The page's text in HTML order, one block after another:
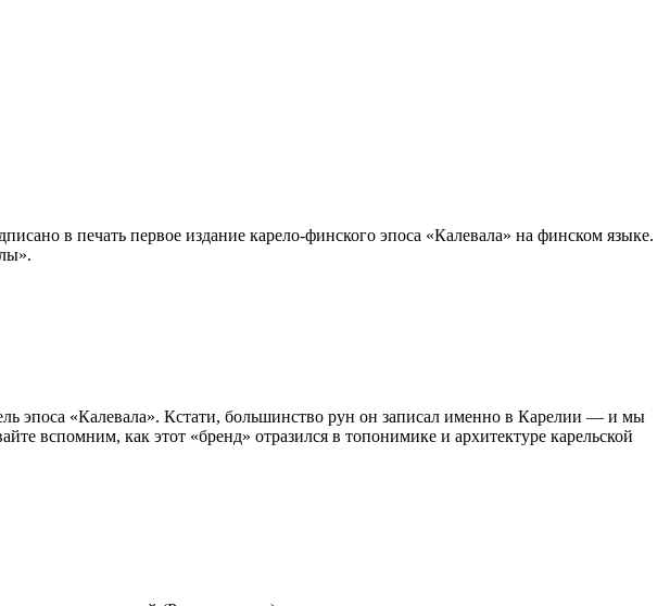
в печать первое издание карело-финского эпоса «Калевала» на финском языке.
эпоса «Калевала». Кстати, большинство рун он записал именно в Карелии — и мы
вспомним, как этот «бренд» отразился в топонимике и архитектуре карельской